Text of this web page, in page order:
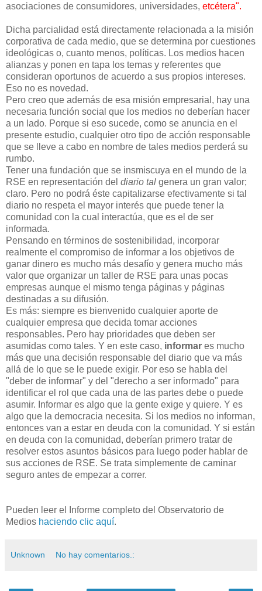
asociaciones de consumidores, universidades, etcétera".
Dicha parcialidad está directamente relacionada a la misión
corporativa de cada medio, que se determina por cuestiones
ideológicas o, cuanto menos, políticas. Los medios hacen
alianzas y ponen en tapa los temas y referentes que
consideran oportunos de acuerdo a sus propios intereses.
Eso no es novedad.
Pero creo que además de esa misión empresarial, hay una
necesaria función social que los medios no deberían hacer
a un lado. Porque si eso sucede, como se anuncia en el
presente estudio, cualquier otro tipo de acción responsable
que se lleve a cabo en nombre de tales medios perderá su
rumbo.
Tener una fundación que se insmiscuya en el mundo de la
RSE en representación del diario tal genera un gran valor;
claro. Pero no podrá éste capitalizarse efectivamente si tal
diario no respeta el mayor interés que puede tener la
comunidad con la cual interactúa, que es el de ser
informada.
Pensando en términos de sostenibilidad, incorporar
realmente el compromiso de informar a los objetivos de
ganar dinero es mucho más desafío y genera mucho más
valor que organizar un taller de RSE para unas pocas
empresas aunque el mismo tenga páginas y páginas
destinadas a su difusión.
Es más: siempre es bienvenido cualquier aporte de
cualquier empresa que decida tomar acciones
responsables. Pero hay prioridades que deben ser
asumidas como tales. Y en este caso, informar es mucho
más que una decisión responsable del diario que va más
allá de lo que se le puede exigir. Por eso se habla del
"deber de informar" y del "derecho a ser informado" para
identificar el rol que cada una de las partes debe o puede
asumir. Informar es algo que la gente exige y quiere. Y es
algo que la democracia necesita. Si los medios no informan,
entonces van a estar en deuda con la comunidad. Y si están
en deuda con la comunidad, deberían primero tratar de
resolver estos asuntos básicos para luego poder hablar de
sus acciones de RSE. Se trata simplemente de caminar
seguro antes de empezar a correr.
Pueden leer el Informe completo del Observatorio de
Medios haciendo clic aquí.
Unknown No hay comentarios.: